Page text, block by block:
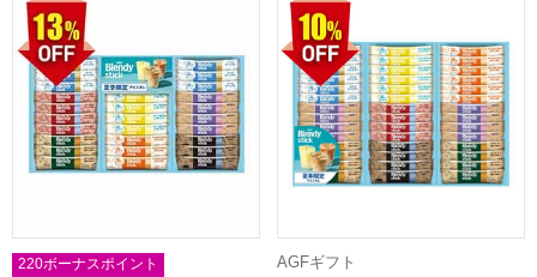
220ボーナスポイント AGFギフト